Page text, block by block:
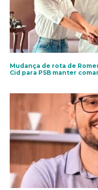
Mudança de rota de
Cid para PSB manter